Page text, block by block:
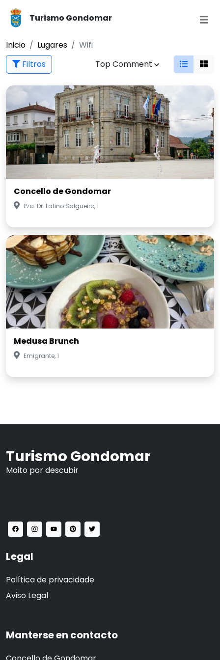
Turismo Gondomar
Inicio Lugares
Wifi
Filtros
Top Comment
Concello de Gondomar
Pza. Dr. Latino Salgueiro, 1
Medusa Brunch
Emigrante, 1
Turismo Gondomar
Moito por descubir
Legal
Política de privacidade
Aviso Legal
Manterse en contacto